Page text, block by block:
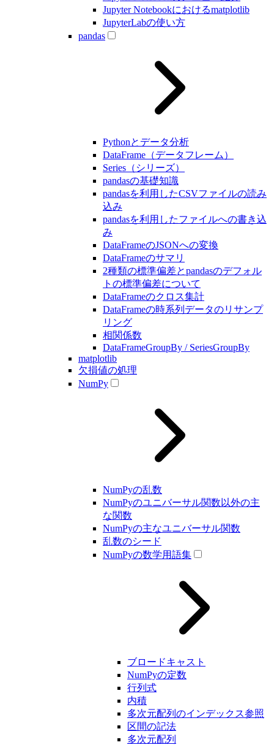
Jupyter Notebookにおけるmatplotlib
JupyterLabの使い方
pandas
Pythonとデータ分析
DataFrame（データフレーム）
Series（シリーズ）
pandasの基礎知識
pandasを利用したCSVファイルの読み
込み
pandasを利用したファイルへの書き込
み
DataFrameのJSONへの変換
DataFrameのサマリ
2種類の標準偏差とpandasのデフォル
トの標準偏差について
DataFrameのクロス集計
DataFrameの時系列データのリサンプ
リング
相関係数
DataFrameGroupBy / SeriesGroupBy
matplotlib
欠損値の処理
NumPy
NumPyの乱数
NumPyのユニバーサル関数以外の主
な関数
NumPyの主なユニバーサル関数
乱数のシード
NumPyの数学用語集
ブロードキャスト
NumPyの定数
行列式
内積
多次元配列のインデックス参照
区間の記法
多次元配列